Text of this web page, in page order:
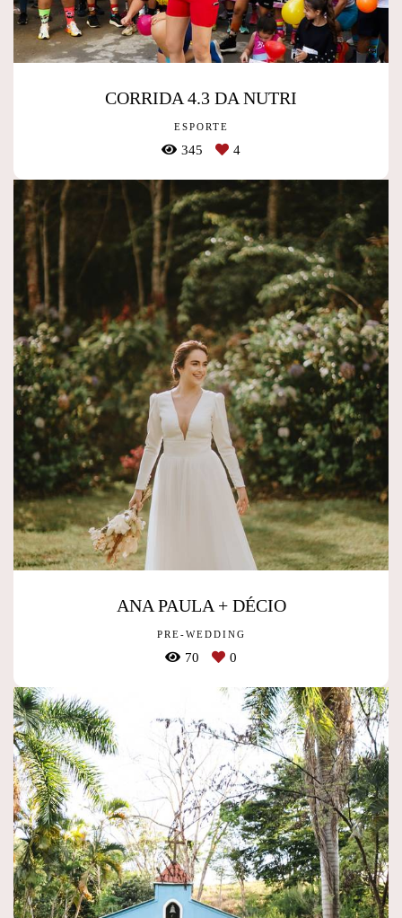
CORRIDA 4.3 DA NUTRI
ESPORTE
345 4
ANA PAULA + DÉCIO
PRE-WEDDING
70 0